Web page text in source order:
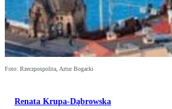
Foto: Rzeczpospolita, Artur Bogacki
Renata Krupa-Dąbrowska